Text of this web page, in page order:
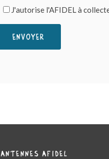
J'autorise l'AFIDEL à
ANTENNES AFIDEL